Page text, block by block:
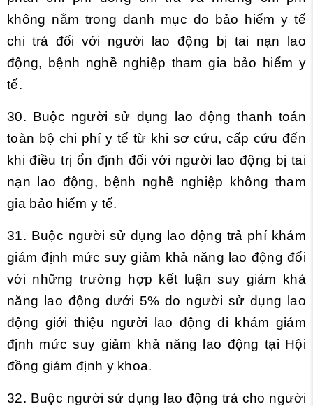
không nằm trong danh mục do bảo hiểm y tế
chi trả đối với người lao động bị tai nạn lao
động, bệnh nghề nghiệp tham gia bảo hiểm y
tế.
30. Buộc người sử dụng lao động thanh toán
toàn bộ chi phí y tế từ khi sơ cứu, cấp cứu đến
khi điều trị ổn định đối với người lao động bị tai
nạn lao động, bệnh nghề nghiệp không tham
gia bảo hiểm y tế.
31. Buộc người sử dụng lao động trả phí khám
giám định mức suy giảm khả năng lao động đối
với những trường hợp kết luận suy giảm khả
năng lao động dưới 5% do người sử dụng lao
động giới thiệu người lao động đi khám giám
định mức suy giảm khả năng lao động tại Hội
đồng giám định y khoa.
32. Buộc người sử dụng lao động trả cho người